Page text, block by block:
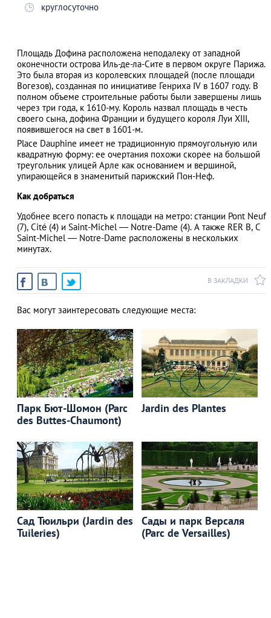
АЗАД
круглосуточно
Площадь Дофина расположена неподалеку от западной
оконечности острова Иль-де-ла-Сите в первом округе Парижа.
Это была вторая из королевских площадей (после площади
Вогезов), созданная по инициативе Генриха IV в 1607 году. В
полном объеме строительные работы были завершены лишь
через три года, к 1610-му. Король назвал площадь в честь
своего сына, дофина Франции и будущего короля Луи XIII,
появившегося на свет в 1601-м.
Place Dauphine имеет не традиционную прямоугольную или
квадратную форму: ее очертания похожи скорее на большой
треугольник улицей Арле как основанием и вершиной,
упирающейся в знаменитый парижский Пон-Неф.
Как добраться
Удобнее всего попасть к площади на метро: станции Pont Neuf
(7), Cité (4) и Saint-Michel — Notre-Dame (4). А также RER B, C
Saint-Michel — Notre-Dame расположены в нескольких
минутах.
В ЗАКЛАДКИ
Вас могут заинтересовать следующие места:
Парк Бют-Шомон (Parc
des Buttes-Chaumont)
Jardin des Plantes
Сад Тюильри (Jardin des
Tuileries)
Сады и парк Версаля
(Parc de Versailles)